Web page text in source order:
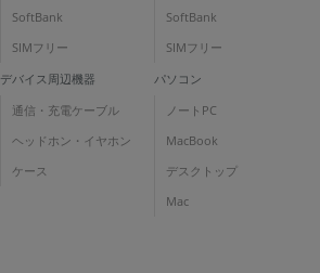
SoftBank
SIMフリー
SoftBank
SIMフリー
デバイス周辺機器
通信・充電ケーブル
ヘッドホン・イヤホン
ケース
パソコン
ノートPC
MacBook
デスクトップ
Mac